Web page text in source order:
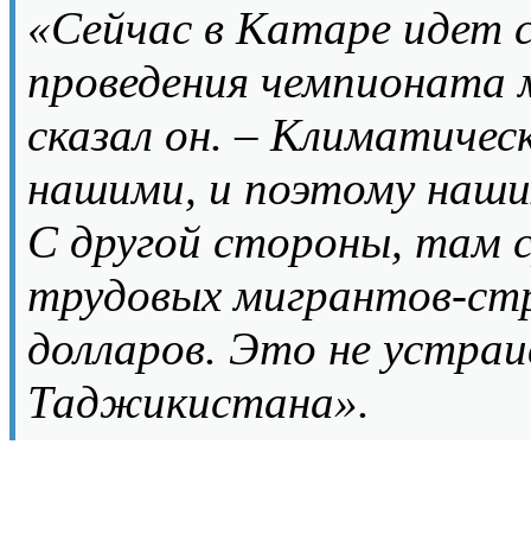
«Сейчас в Катаре идет
проведения
сказал он. –
нашими, и поэтому
С другой стороны, там
трудовых мигрантов-
долларов. Это не
Таджикистана».